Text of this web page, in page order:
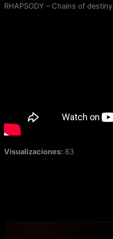
RHAPSODY – Chains of destiny
Visualizaciones:83